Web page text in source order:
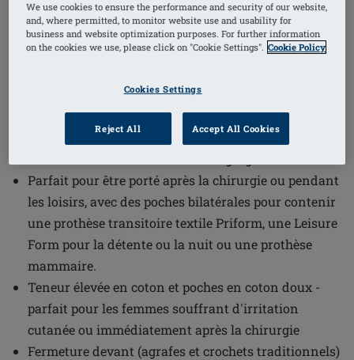
Référence de l'article: 2128 Frances SB
Parfait pour être porté après la chirurgie ou pendant
les loisirs, avec des poches bilatérales pour contenir
une prothèse transitoire textile Priform, une Leisure
Form pour la détente ou la nuit ou une prothèse
mammaire.
Teneur élevée en coton et poches en coton doux -
parfait pour les femmes souffrant d'irritation
cutanée ou immédiatement après la chirurgie
Fermeture devant (agrafes et crochets traditionnels)
We use cookies to ensure the performance and security of our website,
and, where permitted, to monitor website use and usability for
business and website optimization purposes. For further information
on the cookies we use, please click on "Cookie Settings". Cookie Policy
Cookies Settings
Reject All Accept All Cookies